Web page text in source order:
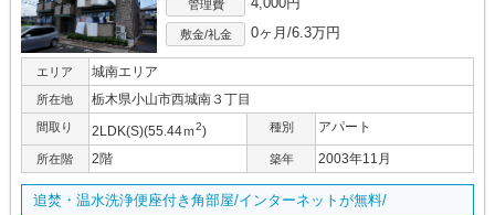
管理費
敷金/礼金 0ヶ月/6.3万円
エリア 城南エリア
所在地 栃木県小山市西城南３丁目
間取り 2LDK(S)(55.44ｍ2) 種別 アパート
所在階 2階 築年 2003年11月
追焚・温水洗浄便座付き角部屋/インターネットが無料/